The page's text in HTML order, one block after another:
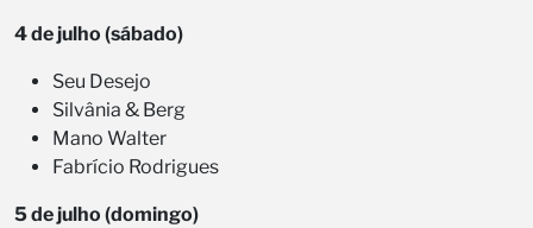
4 de julho (sábado)
Seu Desejo
Silvânia & Berg
Mano Walter
Fabrício Rodrigues
5 de julho (domingo)